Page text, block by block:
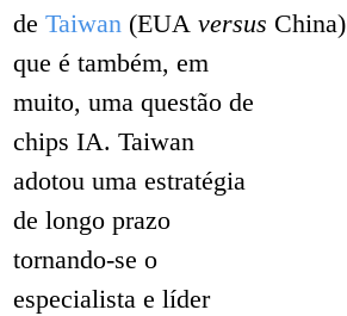
de Taiwan (EUA versus China)
que é também, em
muito, uma questão de
chips IA. Taiwan
adotou uma estratégia
de longo prazo
tornando-se o
especialista e líder